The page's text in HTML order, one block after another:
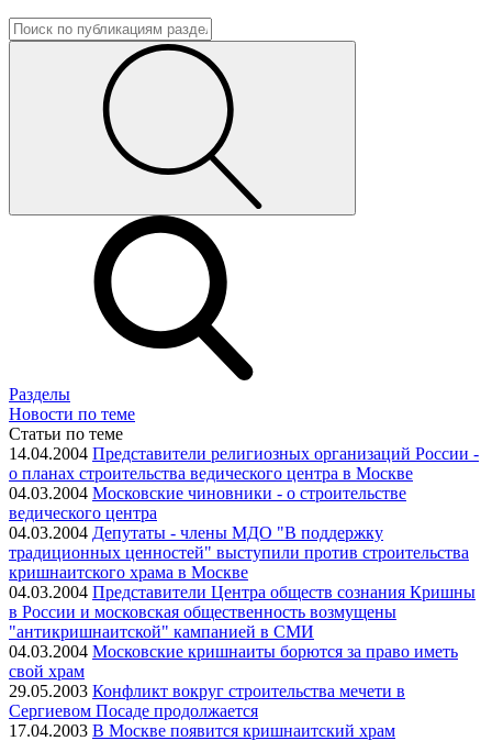
Разделы
Новости по теме
Статьи по теме
14.04.2004 Представители религиозных организаций России -
о планах строительства ведического центра в Москве
04.03.2004 Московские чиновники - о строительстве
ведического центра
04.03.2004 Депутаты - члены МДО "В поддержку
традиционных ценностей" выступили против строительства
кришнаитского храма в Москве
04.03.2004 Представители Центра обществ сознания Кришны
в России и московская общественность возмущены
"антикришнаитской" кампанией в СМИ
04.03.2004 Московские кришнаиты борются за право иметь
свой храм
29.05.2003 Конфликт вокруг строительства мечети в
Сергиевом Посаде продолжается
17.04.2003 В Москве появится кришнаитский храм